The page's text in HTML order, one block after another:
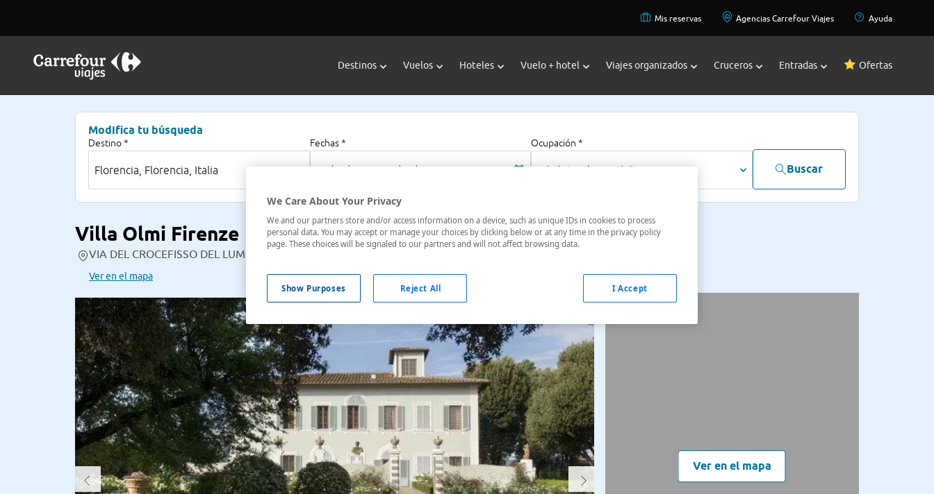
Mis reservas Agencias Carrefour Viajes Ayuda
Destinos Vuelos Hoteles Vuelo + hotel Viajes organizados Cruceros Entradas Ofertas
Modifica tu búsqueda
Destino * Fechas *
07/08/2026 - 07/08/2027
Ocupación *
1 habitación, 2 adultos Buscar
Villa Olmi Firenze
VIA DEL CROCEFISSO DEL LUME,18 , Florencia, Italia
Ver en el mapa
Ver en el mapa
We Care About Your Privacy
We and our partners store and/or access information on a device, such as unique IDs in cookies to process
personal data. You may accept or manage your choices by clicking below or at any time in the privacy policy
page. These choices will be signaled to our partners and will not affect browsing data.
Show Purposes Reject All I Accept